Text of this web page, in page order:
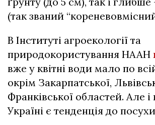
(так званий
В Інституті агроекології та
природокористування НААН
вже у квітні води мало по
окрім Закарпатської,
Франківської областей. Але і
Україні є тенденція до